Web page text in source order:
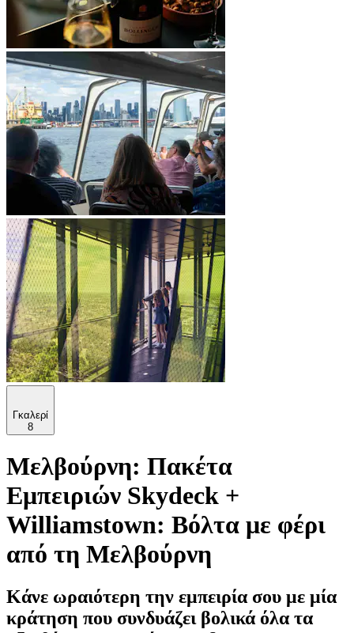
Γκαλερί
8
Μελβούρνη: Πακέτα
Εμπειριών Skydeck +
Williamstown: Βόλτα με φέρι
από τη Μελβούρνη
Κάνε ωραιότερη την εμπειρία σου με μία
κράτηση που συνδυάζει βολικά όλα τα